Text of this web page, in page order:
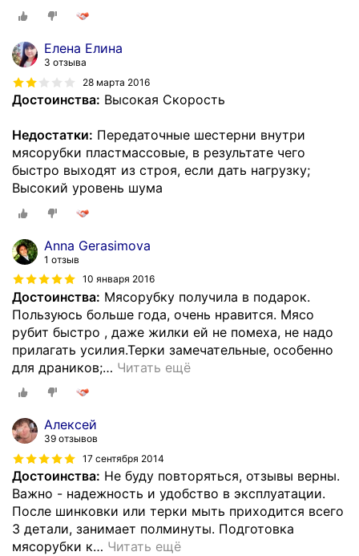
Елена Елина
3 отзыва
28 марта 2016
Достоинства: Высокая Скорость
Недостатки: Передаточные шестерни внутри
мясорубки пластмассовые, в результате чего
быстро выходят из строя, если дать нагрузку;
Высокий уровень шума
Anna Gerasimova
1 отзыв
10 января 2016
Достоинства: Мясорубку получила в подарок.
Пользуюсь больше года, очень нравится. Мясо
рубит быстро , даже жилки ей не помеха, не надо
прилагать усилия.Терки замечательные, особенно
для драников;… Читать ещё
Алексей
39 отзывов
17 сентября 2014
Достоинства: Не буду повторяться, отзывы верны.
Важно - надежность и удобство в эксплуатации.
После шинковки или терки мыть приходится всего
3 детали, занимает полминуты. Подготовка
мясорубки к… Читать ещё